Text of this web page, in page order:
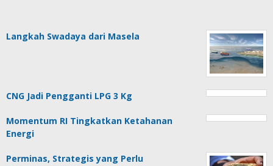
Langkah Swadaya dari Masela
CNG Jadi Pengganti LPG 3 Kg
Momentum RI Tingkatkan Ketahanan
Energi
Perminas, Strategis yang Perlu